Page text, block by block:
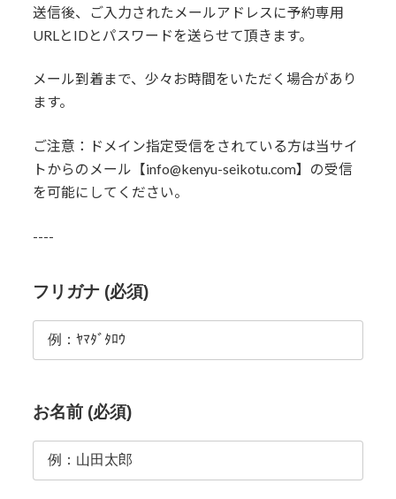
送信後、ご入力されたメールアドレスに予約専用
URLとIDとパスワードを送らせて頂きます。
メール到着まで、少々お時間をいただく場合があり
ます。
ご注意：ドメイン指定受信をされている方は当サイ
トからのメール【info@kenyu-seikotu.com】の受信
を可能にしてください。
----
フリガナ (必須)
お名前 (必須)